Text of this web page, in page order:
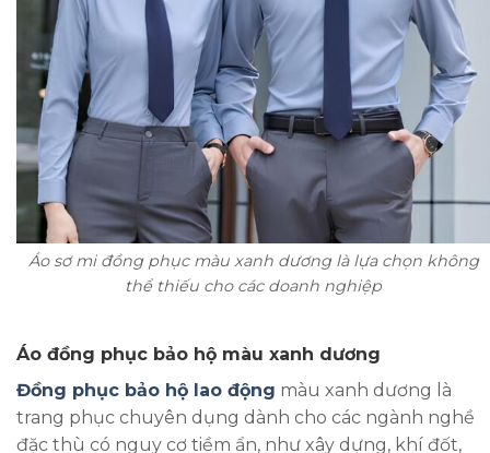
Áo sơ mi đồng phục màu xanh dương là lựa chọn không
thể thiếu cho các doanh nghiệp
Áo đồng phục bảo hộ màu xanh dương
Đồng phục bảo hộ lao động màu xanh dương là
trang phục chuyên dụng dành cho các ngành nghề
đặc thù có nguy cơ tiềm ẩn, như xây dựng, khí đốt,